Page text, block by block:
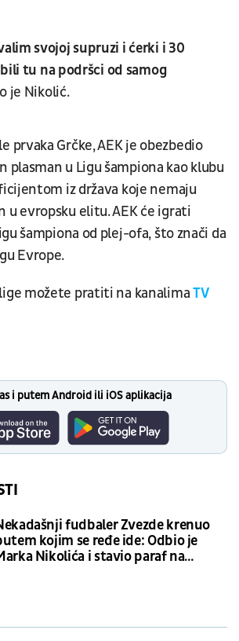
svojoj supruzi i ćerki i 30
tu na podršci od samog
je Nikolić.
prvaka Grčke, AEK je obezbedio
plasman u Ligu šampiona kao klubu
iz država koje nemaju
u evropsku elitu. AEK će igrati
šampiona od plej-ofa, što znači da
Evrope.
možete pratiti na kanalimaTV
i putem Android ili iOS aplikacija
fudbaler Zvezde krenuo
kojim se ređe ide: Odbio je
Nikolića i stavio paraf na